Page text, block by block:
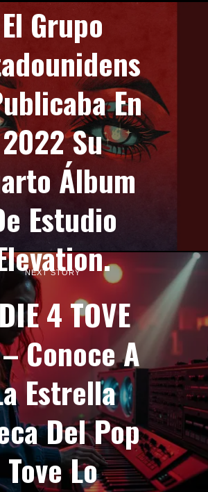
El Grupo
En
2022 Su
Álbum
Estudio
NEXT STORY
4 TOVE
Conoce A
Estrella
Del Pop
Tove Lo